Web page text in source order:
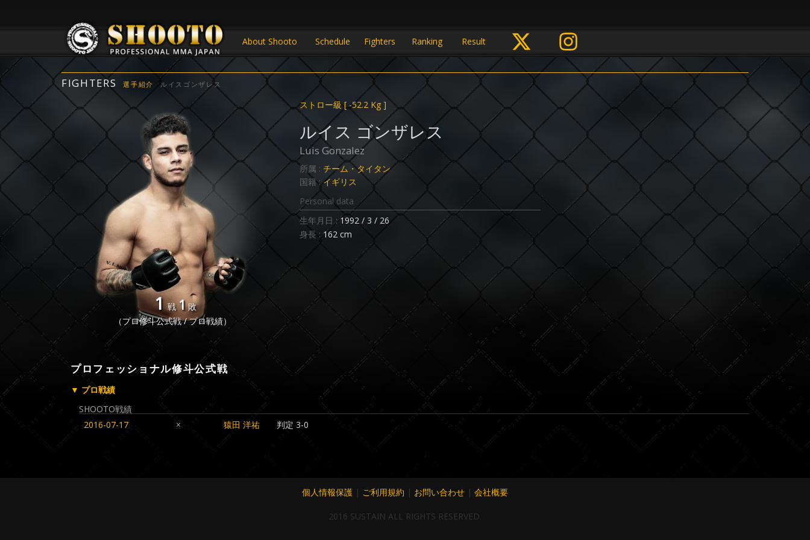
About Shooto Schedule Fighters Ranking Result
FIGHTERS 選手紹介 ルイスゴンザレス
1 戦 1 敗
（プロ修斗公式戦 / プロ戦績）
ストロー級[ -52.2 Kg ]
ルイス ゴンザレス
Luis Gonzalez
所属 : チーム・タイタン
国籍 :イギリス
Personal data
生年月日 :1992 / 3 / 26
身長 : 162 cm
プロフェッショナル修斗公式戦
▼ プロ戦績
SHOOTO戦績
2016-07-17
× 猿田 洋祐 判定 3-0
個人情報保護 | ご利用規約 | お問い合わせ | 会社概要
2016 SUSTAIN ALL RIGHTS RESERVED.